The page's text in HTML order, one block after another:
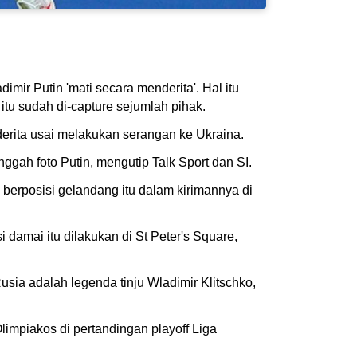
Putin 'mati secara menderita'. Hal itu
sudah di-capture sejumlah pihak.
usai melakukan serangan ke Ukraina.
foto Putin, mengutip Talk Sport dan SI.
gelandang itu dalam kirimannya di
damai itu dilakukan di St Peter's Square,
adalah legenda tinju Wladimir Klitschko,
di pertandingan playoff Liga